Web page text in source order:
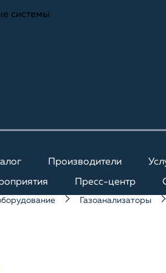
Производители
Пресс-центр
системы
Газоанализаторы